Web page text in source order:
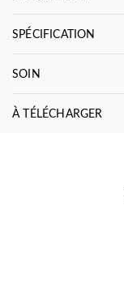
SPÉCIFICATION
SOIN
À TÉLÉCHARGER